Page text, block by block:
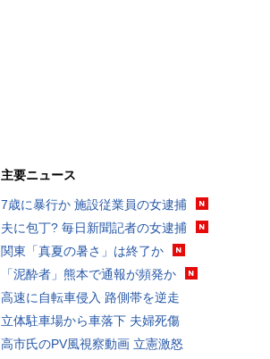
主要ニュース
7歳に暴行か 施設従業員の女逮捕
夫に包丁? 毎日新聞記者の女逮捕
関東「真夏の暑さ」は終了か
「泥酔者」熊本で通報が頻発か
高速に自転車侵入 路側帯を逆走
立体駐車場から車落下 夫婦死傷
高市氏のPV風視察動画 立憲激怒